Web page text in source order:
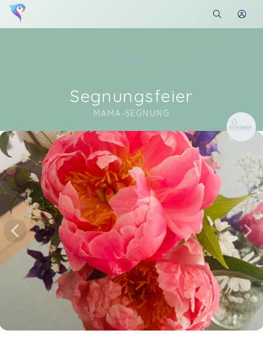
Segnungsfeier
MAMA-SEGNUNG
Soon you will learn more about me here...